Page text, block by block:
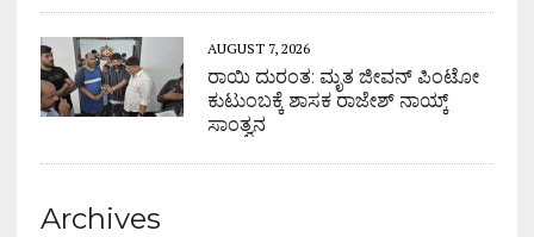
AUGUST 7, 2026
ರಾಯಿ ದುರಂತ: ಮೃತ ಜೀವನ್ ಪಿಂಟೋ
ಕುಟುಂಬಕ್ಕೆ ಶಾಸಕ ರಾಜೇಶ್ ನಾಯ್ಕ್
ಸಾಂತ್ವನ
Archives